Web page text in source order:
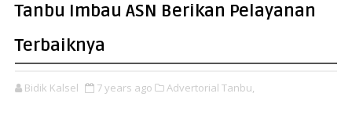
Tanbu Imbau ASN Berikan Pelayanan
Terbaiknya
Bidik Kalsel 7 years ago Advertorial Tanbu,